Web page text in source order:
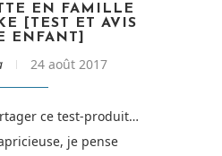
EN FAMILLE
[TEST ET AVIS
ENFANT]
24 août 2017
ce test-produit…
je pense